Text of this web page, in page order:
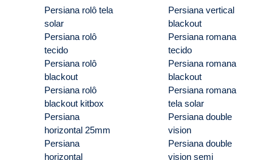
Persiana rolô tela
solar
Persiana rolô
tecido
Persiana rolô
blackout
Persiana rolô
blackout kitbox
Persiana
horizontal 25mm
Persiana
horizontal
Persiana vertical
blackout
Persiana romana
tecido
Persiana romana
blackout
Persiana romana
tela solar
Persiana double
vision
Persiana double
vision semi